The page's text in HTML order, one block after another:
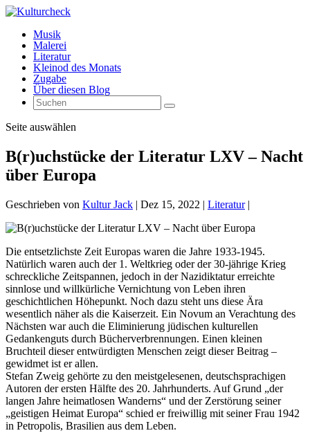
Musik
Malerei
Literatur
Kleinod des Monats
Zugabe
Über diesen Blog
Seite auswählen
B(r)uchstücke der Literatur LXV – Nacht
über Europa
Geschrieben von Kultur Jack | Dez 15, 2022 | Literatur|
Die entsetzlichste Zeit Europas waren die Jahre 1933-1945.
Natürlich waren auch der 1. Weltkrieg oder der 30-jährige Krieg
schreckliche Zeitspannen, jedoch in der Nazidiktatur erreichte
sinnlose und willkürliche Vernichtung von Leben ihren
geschichtlichen Höhepunkt. Noch dazu steht uns diese Ära
wesentlich näher als die Kaiserzeit. Ein Novum an Verachtung des
Nächsten war auch die Eliminierung jüdischen kulturellen
Gedankenguts durch Bücherverbrennungen. Einen kleinen
Bruchteil dieser entwürdigten Menschen zeigt dieser Beitrag –
gewidmet ist er allen.
Stefan Zweig gehörte zu den meistgelesenen, deutschsprachigen
Autoren der ersten Hälfte des 20. Jahrhunderts. Auf Grund „der
langen Jahre heimatlosen Wanderns“ und der Zerstörung seiner
„geistigen Heimat Europa“ schied er freiwillig mit seiner Frau 1942
in Petropolis, Brasilien aus dem Leben.